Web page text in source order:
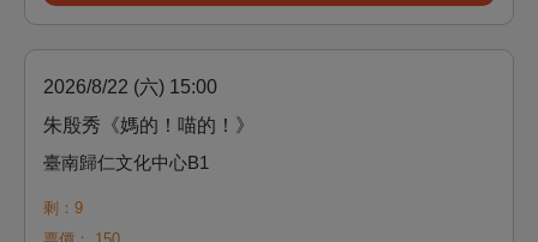
2026/8/22 (六) 15:00
朱殷秀《媽的！喵的！》
臺南歸仁文化中心B1
剩：9